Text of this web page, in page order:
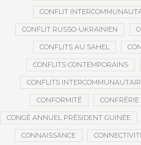
CONFLIT
CONFLIT RUSSO-UKRAINIEN
CONFLITS AU SAHEL
CONFLITS CONTEMPORAINS
CONFLITS
CONFORMITÉ
CONGÉ ANNUEL PRÉSIDENT GUINÉE
CONNAISSANCE